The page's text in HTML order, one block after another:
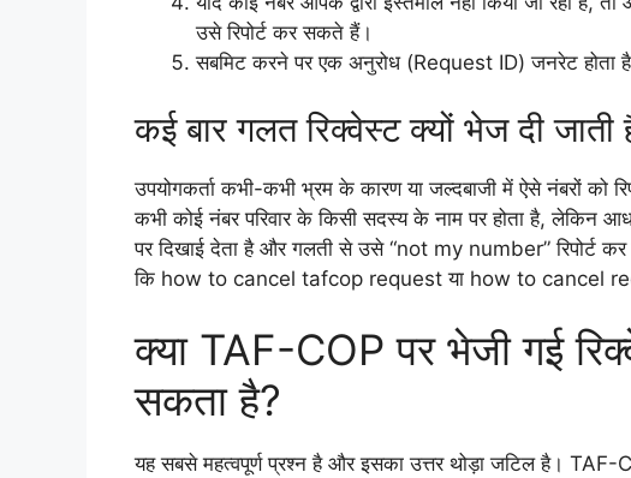
उसे रिपोर्ट कर सकते हैं।
सबमिट करने पर एक अनुरोध (Request ID) जनरेट
कई बार गलत रिक्वेस्ट क्यों भेज दी जाती
उपयोगकर्ता कभी-कभी भ्रम के कारण या जल्दबाजी में ऐसे नंबरों को
कभी कोई नंबर परिवार के किसी सदस्य के नाम पर होता है, लेकिन
पर दिखाई देता है और गलती से उसे “not my number” रिपोर्ट
कि how to cancel tafcop request या how to cancel
क्या TAF-COP पर भेजी गई
सकता है?
यह सबसे महत्वपूर्ण प्रश्न है और इसका उत्तर थोड़ा जटिल है। TAF-